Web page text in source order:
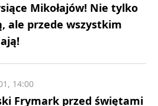
Mikołajów! Nie tylko
ale przede wszystkim
Frymark przed świętami
14:00